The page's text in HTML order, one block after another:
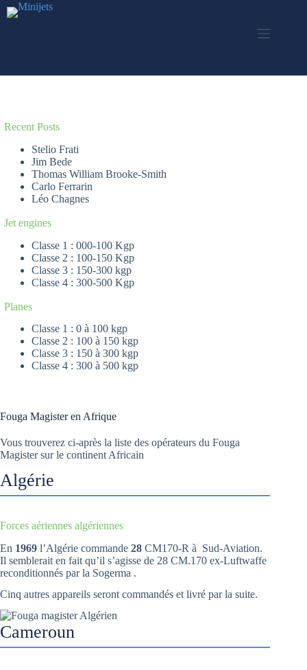
Passer
au
Fouga Magister en Afrique
Vous trouverez ci-après la liste des opérateurs du Fouga
Magister sur le continent Africain
Algérie
Forces aériennes algériennes
En 1969 l’Algérie commande 28 CM170-R à Sud-Aviation.
Il semblerait en fait qu’il s’agisse de 28 CM.170 ex-Luftwaffe
reconditionnés par la Sogerma .
Cinq autres appareils seront commandés et livré par la suite.
Cameroun
Recent Posts
Stelio Frati
Jim Bede
Thomas William Brooke-Smith
Carlo Ferrarin
Léo Chagnes
Jet engines
Classe 1 : 000-100 Kgp
Classe 2 : 100-150 Kgp
Classe 3 : 150-300 kgp
Classe 4 : 300-500 Kgp
Planes
Classe 1 : 0 à 100 kgp
Classe 2 : 100 à 150 kgp
Classe 3 : 150 à 300 kgp
Classe 4 : 300 à 500 kgp